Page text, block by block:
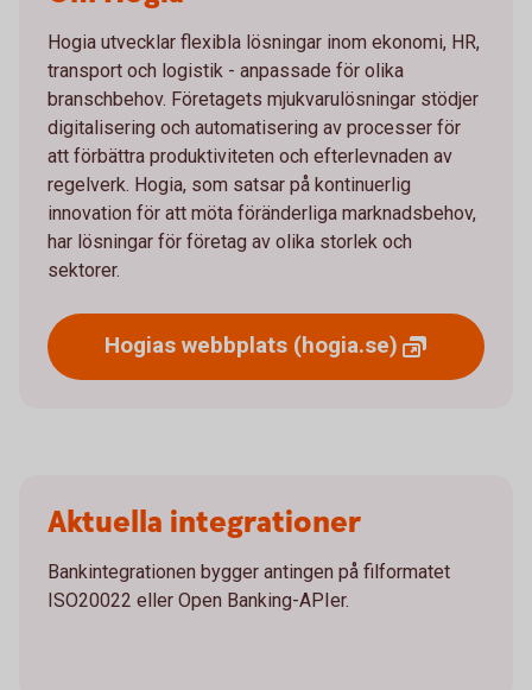
Hogia utvecklar flexibla lösningar inom ekonomi, HR,
transport och logistik - anpassade för olika
branschbehov. Företagets mjukvarulösningar stödjer
digitalisering och automatisering av processer för
att förbättra produktiviteten och efterlevnaden av
regelverk. Hogia, som satsar på kontinuerlig
innovation för att möta föränderliga marknadsbehov,
har lösningar för företag av olika storlek och
sektorer.
Hogias webbplats (hogia.se)
Aktuella integrationer
Bankintegrationen bygger antingen på filformatet
ISO20022 eller Open Banking-APIer.